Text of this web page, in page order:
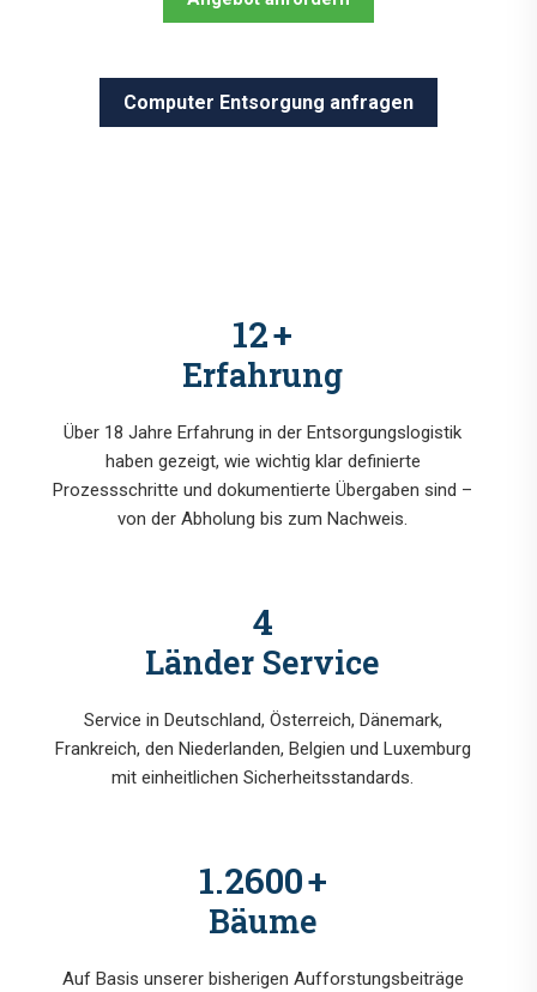
Computer Entsorgung anfragen
15+
Erfahrung
Über 18 Jahre Erfahrung in der Entsorgungslogistik
haben gezeigt, wie wichtig klar definierte
Prozessschritte und dokumentierte Übergaben sind –
von der Abholung bis zum Nachweis.
6
Länder Service
Service in Deutschland, Österreich, Dänemark,
Frankreich, den Niederlanden, Belgien und Luxemburg
mit einheitlichen Sicherheitsstandards.
1.6000+
Bäume
Auf Basis unserer bisherigen Aufforstungsbeiträge